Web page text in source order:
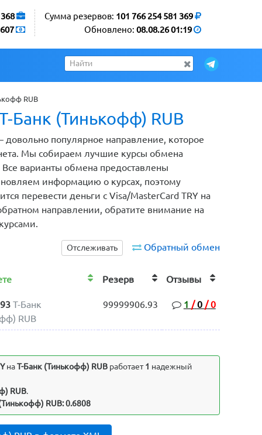
Сумма резервов: 101 766 254 581 369
Обновлено: 08.08.26 01:19
607
RUB
Банк (Тинькофф) RUB
довольно популярное направление, которое
Мы собираем лучшие курсы обмена
Все варианты обмена предоставлены
информацию о курсах, поэтому
перевести деньги с Visa/MasterCard TRY на
направлении, обратите внимание на
Обратный обмен
Отслеживать
Резерв Отзывы
Т-Банк
RUB
99999906.93 1 / 0 / 0
наТ-Банк (Тинькофф) RUB работает1 надежный
RUB.
RUB: 0.6808